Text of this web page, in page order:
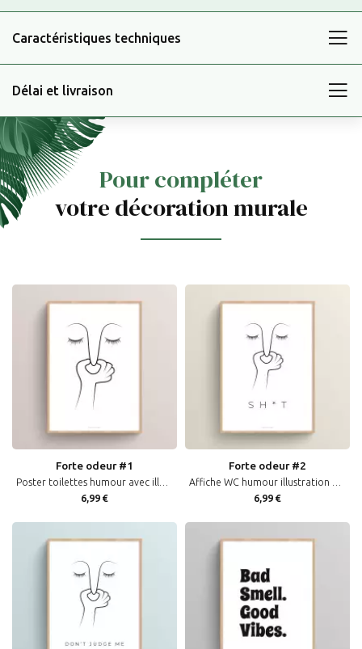
Caractéristiques techniques
Délai et livraison
Pour compléter
votre décoration murale
Forte odeur #1
6,99 €
Forte odeur #2
6,99 €